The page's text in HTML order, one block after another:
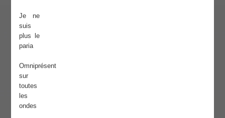
Je ne
suis
plus le
paria
Omniprésent
sur
toutes
les
ondes